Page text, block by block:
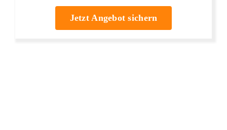
Jetzt Angebot sichern